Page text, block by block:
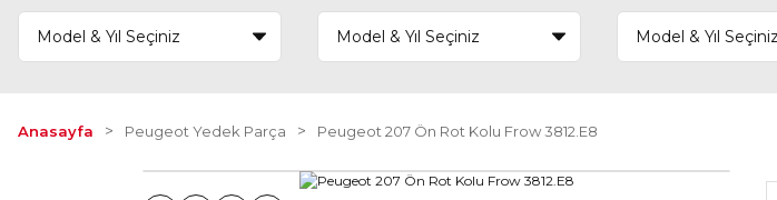
Anasayfa Peugeot Yedek Parça Peugeot 207 Ön Rot Kolu Frow 3812.E8